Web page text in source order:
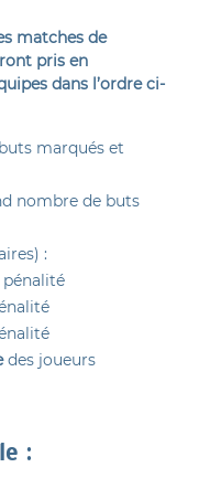
matches de
pris en
dans l’ordre ci-
marqués et
nombre de buts
:
des joueurs
: